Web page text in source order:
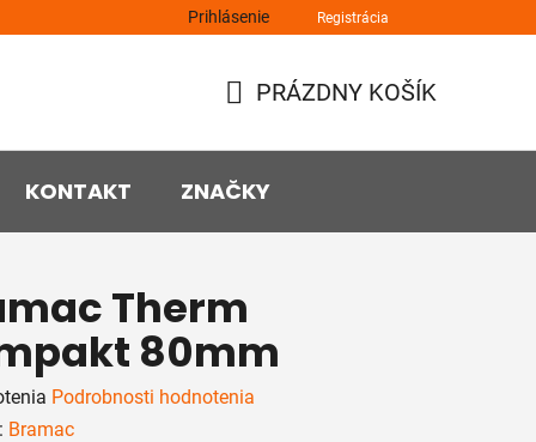
Prihlásenie Registrácia
KOŠÍK
PRÁZDNY KOŠÍK
KONTAKT ZNAČKY
Therm
80mm
Podrobnosti hodnotenia
Bramac